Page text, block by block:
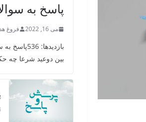
پاسخ به
می 16, 2022 فروغ
بازدیدها:
بین دوعید شرعا چه